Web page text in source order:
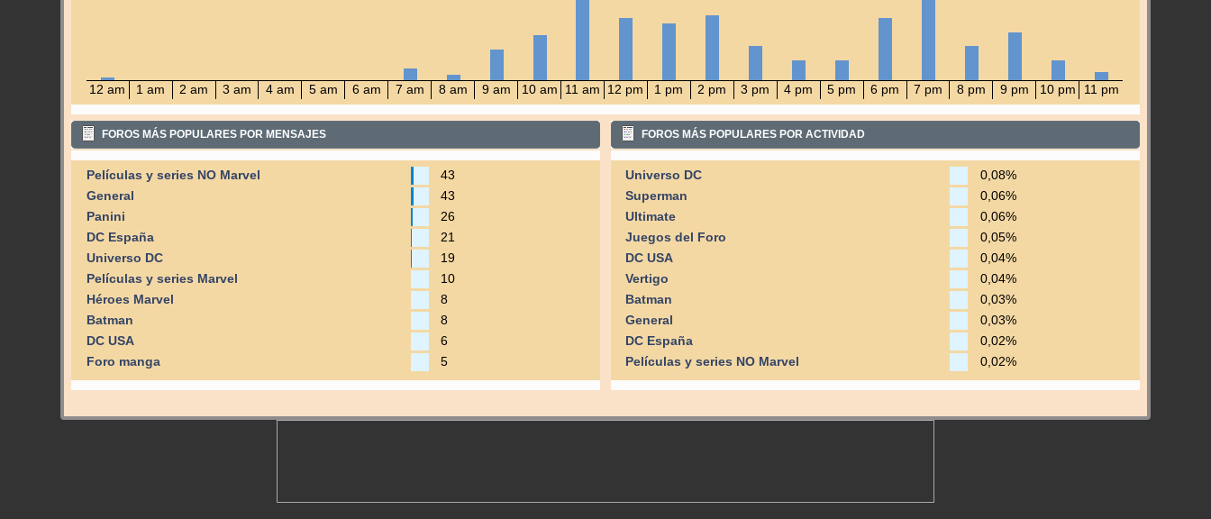
12 am 1 am 2 am 3 am 4 am 5 am 6 am 7 am 8 am 9 am 10 am 11 am 12 pm 1 pm 2 pm 3 pm 4 pm 5 pm 6 pm 7 pm 8 pm 9 pm 10 pm 11 pm
FOROS MÁS POPULARES POR MENSAJES
Películas y series NO Marvel
43
General
43
Panini
26
DC España
21
Universo DC
19
Películas y series Marvel
10
Héroes Marvel
8
Batman
8
DC USA
6
Foro manga
5
FOROS MÁS POPULARES POR ACTIVIDAD
Universo DC
0,08%
Superman
0,06%
Ultimate
0,06%
Juegos del Foro
0,05%
DC USA
0,04%
Vertigo
0,04%
Batman
0,03%
General
0,03%
DC España
0,02%
Películas y series NO Marvel
0,02%